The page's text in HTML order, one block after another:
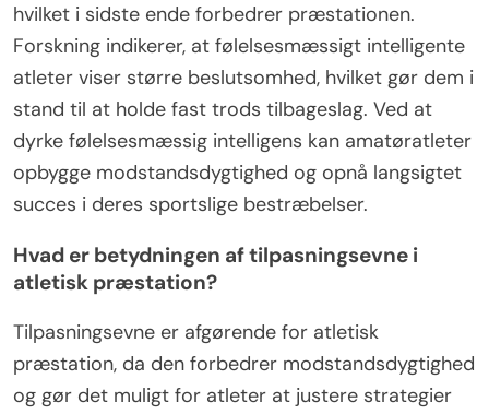
hvilket i sidste ende forbedrer præstationen.
Forskning indikerer, at følelsesmæssigt intelligente
atleter viser større beslutsomhed, hvilket gør dem i
stand til at holde fast trods tilbageslag. Ved at
dyrke følelsesmæssig intelligens kan amatøratleter
opbygge modstandsdygtighed og opnå langsigtet
succes i deres sportslige bestræbelser.
Hvad er betydningen af tilpasningsevne i
atletisk præstation?
Tilpasningsevne er afgørende for atletisk
præstation, da den forbedrer modstandsdygtighed
og gør det muligt for atleter at justere strategier